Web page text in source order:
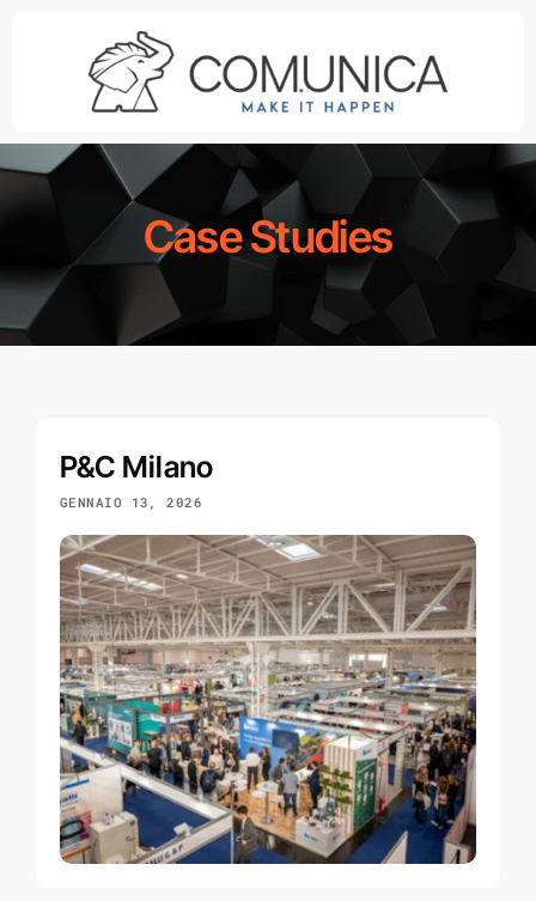
contenuto
Case Studies
P&C Milano
GENNAIO 13, 2026